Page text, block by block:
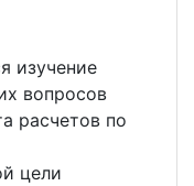
изучение
вопросов
расчетов по
цели